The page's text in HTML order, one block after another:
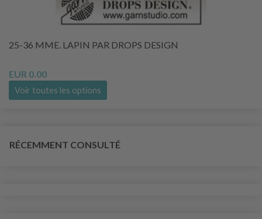
25-36 MME. LAPIN PAR DROPS DESIGN
EUR 0.00
Voir toutes les options
RÉCEMMENT CONSULTÉ